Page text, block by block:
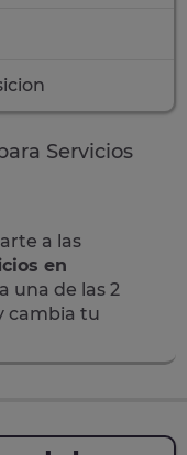
Servicios
a las
en
una de las 2
cambia tu